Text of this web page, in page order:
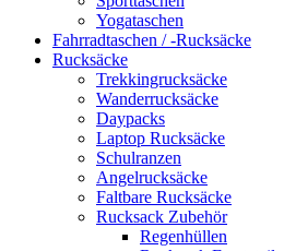
Yogataschen
Fahrradtaschen / -Rucksäcke
Rucksäcke
Trekkingrucksäcke
Wanderrucksäcke
Daypacks
Laptop Rucksäcke
Schulranzen
Angelrucksäcke
Faltbare Rucksäcke
Rucksack Zubehör
Regenhüllen